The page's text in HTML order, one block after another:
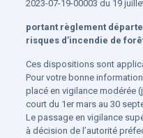
2023-07-19-00003 du 19
portant règlement
risques d’incendie de
Ces dispositions sont
Pour votre bonne
placé en vigilance modérée
court du 1er mars au 30
Le passage en vigilance
à décision de l’autorité